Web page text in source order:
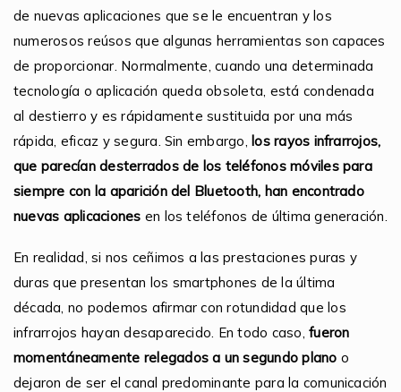
de nuevas aplicaciones que se le encuentran y los
numerosos reúsos que algunas herramientas son capaces
de proporcionar. Normalmente, cuando una determinada
tecnología o aplicación queda obsoleta, está condenada
al destierro y es rápidamente sustituida por una más
rápida, eficaz y segura. Sin embargo, los rayos infrarrojos,
que parecían desterrados de los teléfonos móviles para
siempre con la aparición del Bluetooth, han encontrado
nuevas aplicaciones en los teléfonos de última generación.
En realidad, si nos ceñimos a las prestaciones puras y
duras que presentan los smartphones de la última
década, no podemos afirmar con rotundidad que los
infrarrojos hayan desaparecido. En todo caso,fueron
momentáneamente relegados a un segundo plano o
dejaron de ser el canal predominante para la comunicación